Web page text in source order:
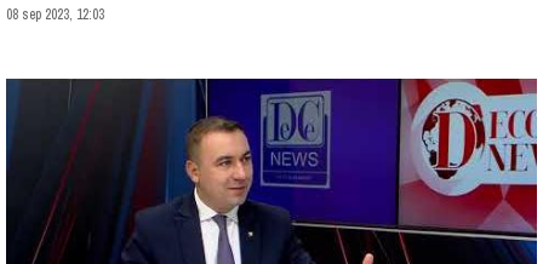
08 sep 2023, 12:03